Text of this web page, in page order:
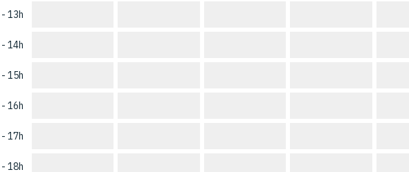
13h
14h
15h
16h
17h
18h